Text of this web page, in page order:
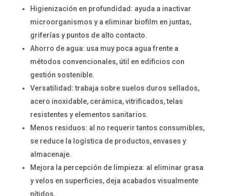
Higienización en profundidad: ayuda a inactivar
microorganismos y a eliminar biofilm en juntas,
griferías y puntos de alto contacto.
Ahorro de agua: usa muy poca agua frente a
métodos convencionales, útil en edificios con
gestión sostenible.
Versatilidad: trabaja sobre suelos duros sellados,
acero inoxidable, cerámica, vitrificados, telas
resistentes y elementos sanitarios.
Menos residuos: al no requerir tantos consumibles,
se reduce la logística de productos, envases y
almacenaje.
Mejora la percepción de limpieza: al eliminar grasa
y velos en superficies, deja acabados visualmente
nítidos.